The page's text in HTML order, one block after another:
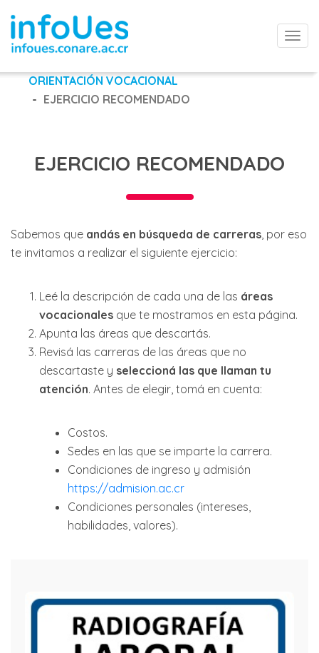
ORIENTACIÓN VOCACIONAL
EJERCICIO RECOMENDADO
EJERCICIO RECOMENDADO
Sabemos que andás en búsqueda de carreras, por eso
te invitamos a realizar el siguiente ejercicio:
Leé la descripción de cada una de las áreas
vocacionales que te mostramos en esta página.
Apunta las áreas que descartás.
Revisá las carreras de las áreas que no
descartaste y seleccioná las que llaman tu
atención. Antes de elegir, tomá en cuenta:
Costos.
Sedes en las que se imparte la carrera.
Condiciones de ingreso y admisión
https://admision.ac.cr
Condiciones personales (intereses,
habilidades, valores).